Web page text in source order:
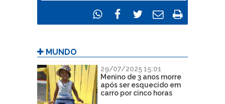
MUNDO
29/07/2025 15:01
Menino de 3 anos morre
após ser esquecido em
carro por cinco horas